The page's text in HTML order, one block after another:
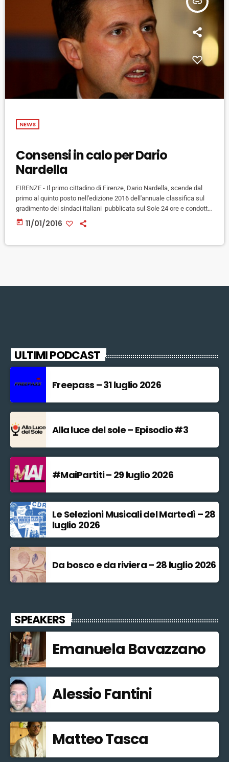
NEWS
Consensi in calo per Dario
Nardella
FIRENZE - Il primo cittadino di Firenze, Dario Nardella, scende dal
primo al quinto posto nell'edizione 2016 dell'annuale classifica sul
gradimento dei sindaci italiani pubblicata sul Sole 24 ore e condotta
da Ipr Marketing. Rispetto alla classifica 2015, Nardella perde il 5,5%
di consensi e viene affiancato al 5/o posto dal sindaco di Lucca,
today 11/01/2016
ULTIMI PODCAST
Freepass – 31 luglio 2026
Alla luce del sole – Episodio #3
#MaiPartiti – 29 luglio 2026
Le Selezioni Musicali del Martedì – 28
luglio 2026
Da bosco e da riviera – 28 luglio 2026
SPEAKERS
Emanuela Bavazzano
Alessio Fantini
Matteo Tasca